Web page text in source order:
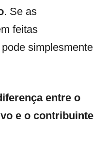
. Se as
feitas
simplesmente
entre o
e o contribuinte